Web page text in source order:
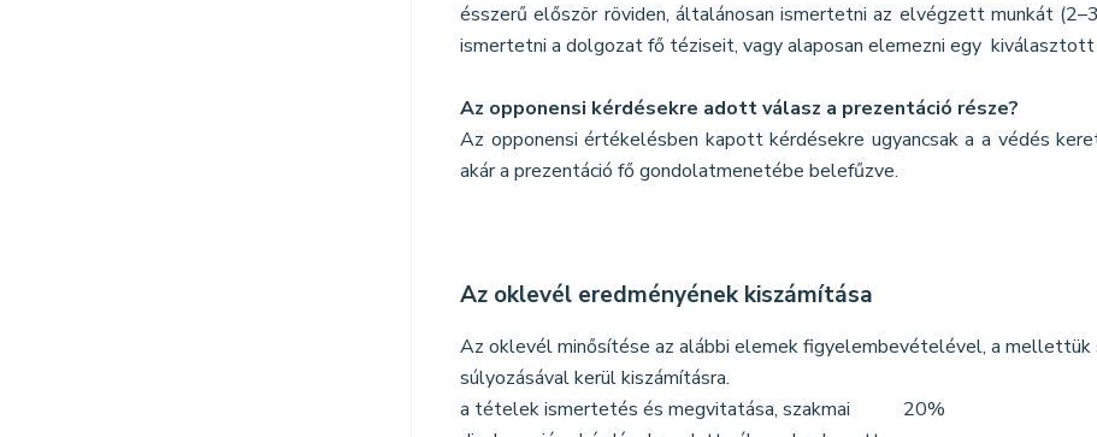
ésszerű először röviden, általánosan ismertetni az elvégzett munkát
ismertetni a dolgozat fő téziseit, vagy alaposan elemezni egy
Az opponensi kérdésekre adott válasz a prezentáció része?
Az opponensi értékelésben kapott kérdésekre ugyancsak a a védés
akár a prezentáció fő gondolatmenetébe belefűzve.
Az oklevél eredményének kiszámítása
Az oklevél minősítése az alábbi elemek figyelembevételével, a
súlyozásával kerül kiszámításra.
a tételek ismertetés és megvitatása, szakmai
20%